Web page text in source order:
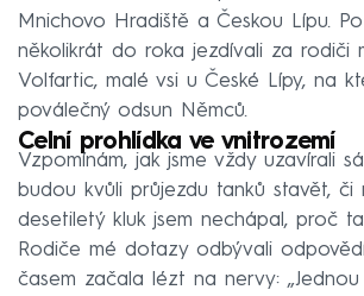
Mnichovo Hradiště a Českou Lípu.
několikrát do roka jezdívali za rodiči
Volfartic, malé vsi u České Lípy, na
poválečný odsun Němců.
Celní prohlídka ve vnitrozemí
Vzpomínám, jak jsme vždy uzavírali
budou kvůli průjezdu tanků stavět, či
desetiletý kluk jsem nechápal, proč
Rodiče mé dotazy odbývali
časem začala lézt na nervy: